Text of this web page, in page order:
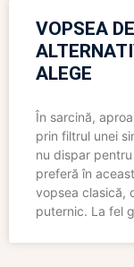
VOPSEA
ALEGE
În sarcină,
prin filtrul unei
nu dispar
preferă în
vopsea clasică,
puternic. La fel